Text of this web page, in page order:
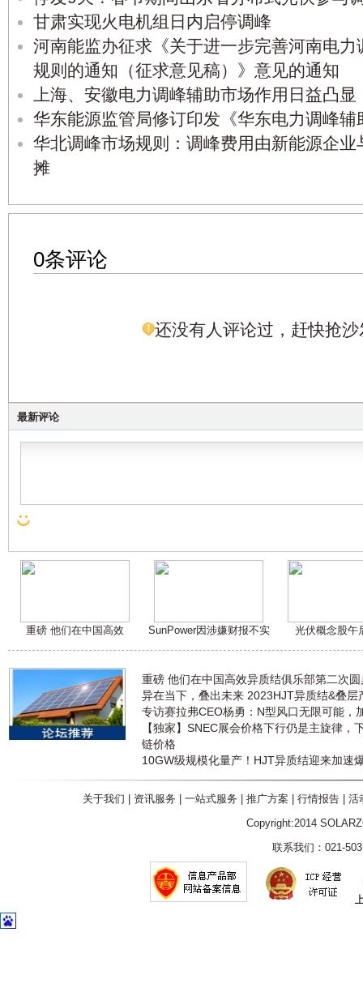
甘肃实现火电机组日内启停调峰
河南能监办征求《关于进一步完善河南电
规则的通知（征求意见稿）》意见的通知
上海、安徽电力调峰辅助市场作用日益凸显
华东能源监管局修订印发《华东电力调峰
华北调峰市场规则：调峰费用由新能源企
摊
0条评论
还没有人评论过，赶快抢沙
最新评论
重磅 他们在中国高效 SunPower因涉嫌财报不实 光伏概念股午
重磅 他们在中国高效异质结俱乐部第二次
异在当下，叠出未来 2023HJT异质结&叠层
专访赛拉弗CEO杨勇：N型风口无限可能，
【独家】SNEC展会价格下行仍是主旋律，
链价格
10GW级规模化量产！HJT异质结迎来加速
关于我们 资讯服务 一站式服务 推广方案 行情报告| 活
Copyright:2014
联系我们：021-